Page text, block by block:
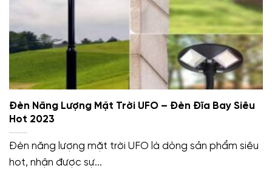
Đèn Năng Lượng Mặt Trời UFO – Đèn Đĩa Bay Siêu
Hot 2023
Đèn năng lượng mặt trời UFO là dòng sản phẩm siêu
hot, nhận được sự...